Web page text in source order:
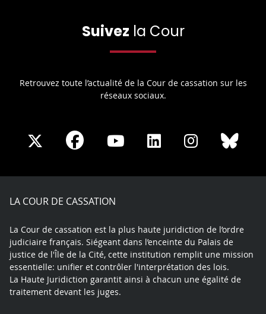
Suivez la Cour
Retrouvez toute l’actualité de la Cour de cassation sur les
réseaux sociaux.
Share
X
Share
Facebook
Share
Youtube
Share
LinkedIn
Share
Instagram
LA COUR DE CASSATION
La Cour de cassation est la plus haute juridiction de l’ordre
judiciaire français. Siégeant dans l’enceinte du Palais de
justice de l'Île de la Cité, cette institution remplit une mission
essentielle: unifier et contrôler l'interprétation des lois.
La Haute Juridiction garantit ainsi à chacun une égalité de
traitement devant les juges.